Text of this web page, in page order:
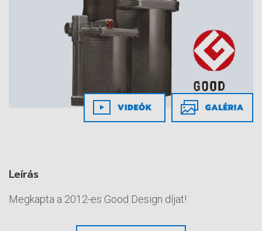
Leírás
Megkapta a 2012-es Good Design díjat!